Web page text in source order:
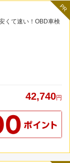
PR
くて速い！OBD車検
42,740円